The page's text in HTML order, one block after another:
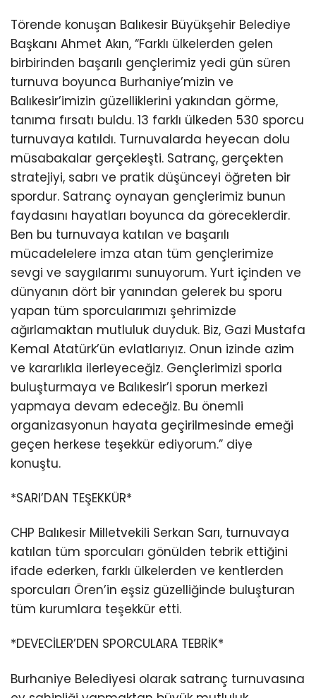
Törende konuşan Balıkesir Büyükşehir Belediye
Başkanı Ahmet Akın, “Farklı ülkelerden gelen
birbirinden başarılı gençlerimiz yedi gün süren
turnuva boyunca Burhaniye’mizin ve
Balıkesir’imizin güzelliklerini yakından görme,
tanıma fırsatı buldu. 13 farklı ülkeden 530 sporcu
turnuvaya katıldı. Turnuvalarda heyecan dolu
müsabakalar gerçekleşti. Satranç, gerçekten
stratejiyi, sabrı ve pratik düşünceyi öğreten bir
spordur. Satranç oynayan gençlerimiz bunun
faydasını hayatları boyunca da göreceklerdir.
Ben bu turnuvaya katılan ve başarılı
mücadelelere imza atan tüm gençlerimize
sevgi ve saygılarımı sunuyorum. Yurt içinden ve
dünyanın dört bir yanından gelerek bu sporu
yapan tüm sporcularımızı şehrimizde
ağırlamaktan mutluluk duyduk. Biz, Gazi Mustafa
Kemal Atatürk’ün evlatlarıyız. Onun izinde azim
ve kararlıkla ilerleyeceğiz. Gençlerimizi sporla
buluşturmaya ve Balıkesir’i sporun merkezi
yapmaya devam edeceğiz. Bu önemli
organizasyonun hayata geçirilmesinde emeği
geçen herkese teşekkür ediyorum.” diye
konuştu.
*SARI’DAN TEŞEKKÜR*
CHP Balıkesir Milletvekili Serkan Sarı, turnuvaya
katılan tüm sporcuları gönülden tebrik ettiğini
ifade ederken, farklı ülkelerden ve kentlerden
sporcuları Ören’in eşsiz güzelliğinde buluşturan
tüm kurumlara teşekkür etti.
*DEVECİLER’DEN SPORCULARA TEBRİK*
Burhaniye Belediyesi olarak satranç turnuvasına